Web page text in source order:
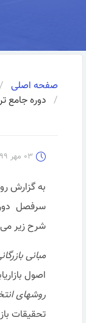
صفحه اصلی
دوره جامع
۰۳ مهر ۱۳۹۹ ساعت ۰۴ و ۰۷ دقیقه
به گزارش
سرفصل
شرح زیر
مبانی
اصول
روشهای
تحقیقات